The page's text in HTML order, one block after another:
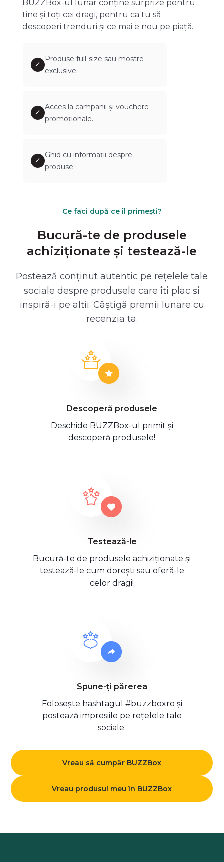
BUZZBox-ul lunar conține surprize pentru
tine și toți cei dragi, pentru ca tu să
descoperi trenduri și ce mai e nou pe piață.
✓
Produse full-size sau mostre
exclusive.
✓
Acces la campanii și vouchere
promoționale.
✓
Ghid cu informații despre
produse.
Ce faci după ce îl primești?
Bucură-te de produsele
achiziționate și testează-le
Postează conținut autentic pe rețelele tale
sociale despre produsele care îți plac și
inspiră-i pe alții. Câștigă premii lunare cu
recenzia ta.
Descoperă produsele
Deschide BUZZBox-ul primit și
descoperă produsele!
Testează-le
Bucură-te de produsele achiziționate și
testează-le cum dorești sau oferă-le
celor dragi!
Spune-ți părerea
Folosește hashtagul #buzzboxro și
postează impresiile pe rețelele tale
sociale.
Vreau să cumpăr BUZZBox
Vreau produsul meu în BUZZBox